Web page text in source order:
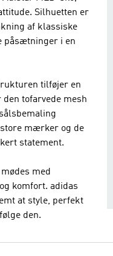
Silhuetten er
af klassiske
påsætninger i en
tilføjer en
tofarvede mesh
mærker og de
statement.
med
komfort. adidas
at style, perfekt
den.